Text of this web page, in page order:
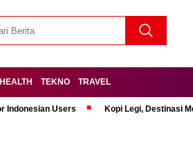
HEALTH TEKNO TRAVEL
Indonesian Users Kopi Legi, Destinasi